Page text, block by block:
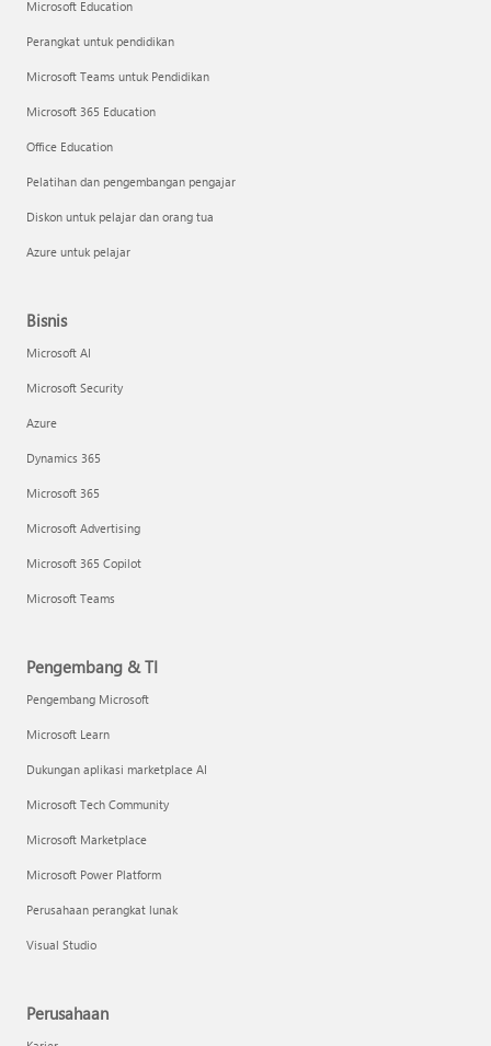
Microsoft Education
Perangkat untuk pendidikan
Microsoft Teams untuk Pendidikan
Microsoft 365 Education
Office Education
Pelatihan dan pengembangan pengajar
Diskon untuk pelajar dan orang tua
Azure untuk pelajar
Bisnis
Microsoft AI
Microsoft Security
Azure
Dynamics 365
Microsoft 365
Microsoft Advertising
Microsoft 365 Copilot
Microsoft Teams
Pengembang & TI
Pengembang Microsoft
Microsoft Learn
Dukungan aplikasi marketplace AI
Microsoft Tech Community
Microsoft Marketplace
Microsoft Power Platform
Perusahaan perangkat lunak
Visual Studio
Perusahaan